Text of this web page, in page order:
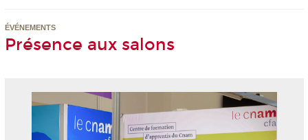
ÉVÉNEMENTS
Présence aux salons